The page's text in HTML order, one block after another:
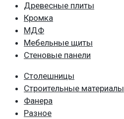
Древесные плиты
Кромка
МДФ
Мебельные щиты
Стеновые панели
Столешницы
Строительные материалы
Фанера
Разное